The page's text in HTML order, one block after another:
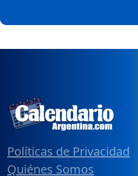
Políticas de Privacidad
Quiénes Somos